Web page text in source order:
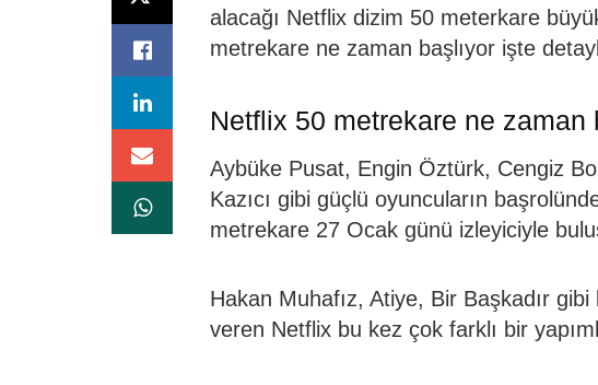
alacağı Netflix dizim 50 meterkare
metrekare ne zaman başlıyor işte
Netflix 50 metrekare ne zaman
Aybüke Pusat, Engin Öztürk, Cengiz
Kazıcı gibi güçlü oyuncuların
metrekare 27 Ocak günü izleyiciyle
Hakan Muhafız, Atiye, Bir Başkadır gibi
veren Netflix bu kez çok farklı bir